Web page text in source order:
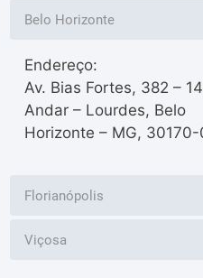
Belo Horizonte
Endereço:
Av. Bias Fortes, 382 –
Andar – Lourdes, Belo
Horizonte – MG, 30170-
Florianópolis
Viçosa